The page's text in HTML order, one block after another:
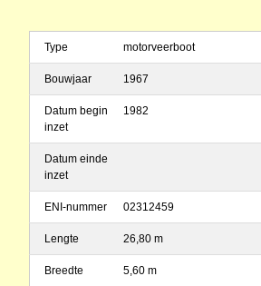
Type motorveerboot
Bouwjaar 1967
Datum begin
inzet
1982
Datum einde
inzet
ENI-nummer 02312459
Lengte 26,80 m
Breedte 5,60 m